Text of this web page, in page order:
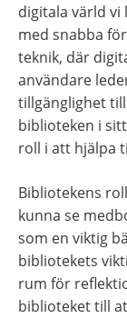
digitala värld vi
med snabba
teknik, där
användare
tillgänglighet
biblioteken i
roll i att hjälpa
Bibliotekens
kunna se
som en viktig
bibliotekets
rum för
biblioteket till